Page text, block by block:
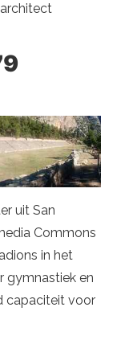
uit San
Commons
in het
gymnastiek en
capaciteit voor